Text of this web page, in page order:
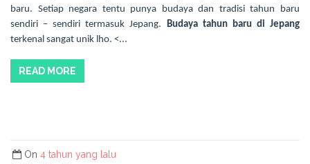
baru. Setiap negara tentu punya budaya dan tradisi tahun baru
sendiri – sendiri termasuk Jepang. Budaya tahun baru di Jepang
terkenal sangat unik lho. <...
READ MORE
On 4 tahun yang lalu